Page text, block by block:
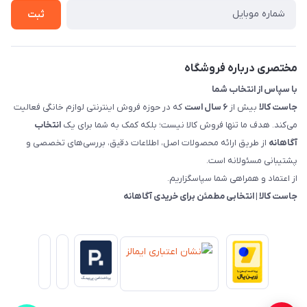
روش های بازگرداندن کالا
ثبت
مختصری درباره فروشگاه
با سپاس از انتخاب شما
جاست کالا بیش از ۶ سال است
که در حوزه فروش اینترنتی لوازم خانگی فعالیت
می‌کند. هدف ما تنها فروش کالا نیست؛ بلکه کمک به شما برای یک انتخاب
آگاهانه از طریق ارائه محصولات اصل، اطلاعات دقیق، بررسی‌های تخصصی و
پشتیبانی مسئولانه است.
از اعتماد و همراهی شما سپاسگزاریم.
جاست کالا | انتخابی مطمئن برای خریدی آگاهانه